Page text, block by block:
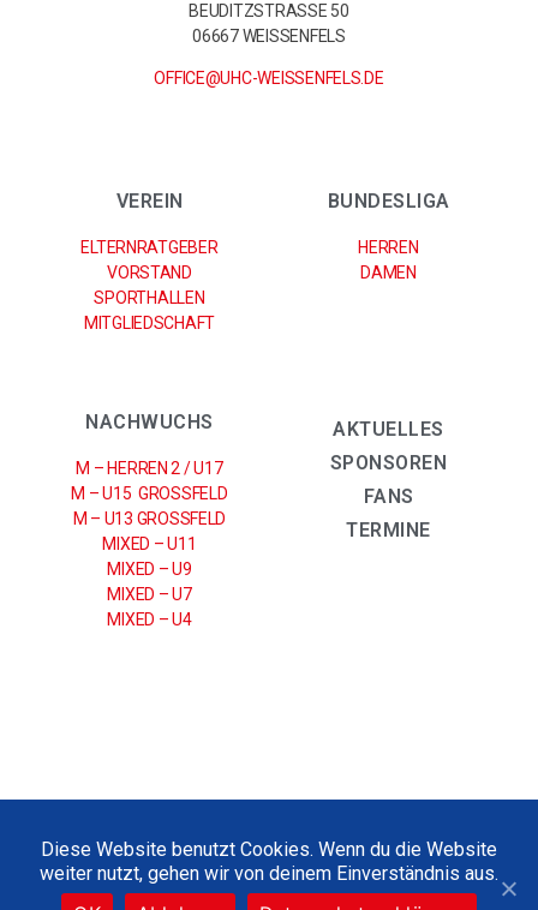
BEUDITZSTRASSE 50
06667 WEISSENFELS
OFFICE@UHC-WEISSENFELS.DE
VEREIN
ELTERNRATGEBER
VORSTAND
SPORTHALLEN
MITGLIEDSCHAFT
BUNDESLIGA
HERREN
DAMEN
NACHWUCHS
M – HERREN 2 / U17
M – U15 GROSSFELD
M – U13 GROSSFELD
MIXED – U11
MIXED – U9
MIXED – U7
MIXED – U4
AKTUELLES
SPONSOREN
FANS
TERMINE
2021 © UHC SPARKASSE WEISSENFELS E.V
Diese Website benutzt Cookies. Wenn du die Website
weiter nutzt, gehen wir von deinem Einverständnis aus.